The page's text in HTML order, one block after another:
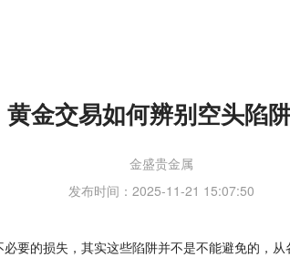
黄金交易如何辨别空头陷
金盛贵金属
发布时间：2025-11-21 15:07:50
要的损失，其实这些陷阱并不是不能避免的，